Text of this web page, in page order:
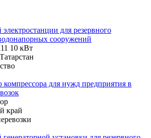
для резервного
сооружений
10 кВт
компрессора для нужд предприятия в
край